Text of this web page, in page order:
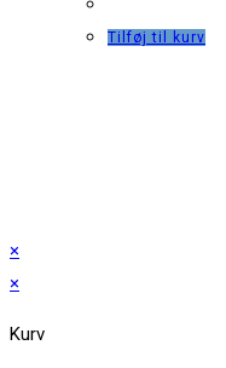
Tilføj til kurv
×
×
Kurv